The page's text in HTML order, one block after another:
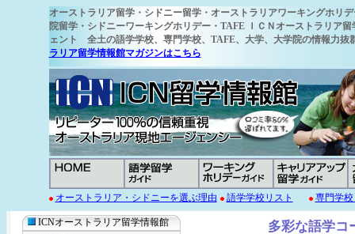
オーストラリア留学・シドニー留学・オーストラリアワーキングホリ
院留学・シドニーワーキングホリデー・TAFE ＩＣＮオーストラリア
ェント 全土の語学学校、専門学校、TAFE、大学、大学院の情報力
ラリア留学情報館マガジンはこちら
オーストラリア・シドニーを選ぶ理由 語学学校リスト 専門学
ICNオーストラリア留学情報館
多彩な語学コ